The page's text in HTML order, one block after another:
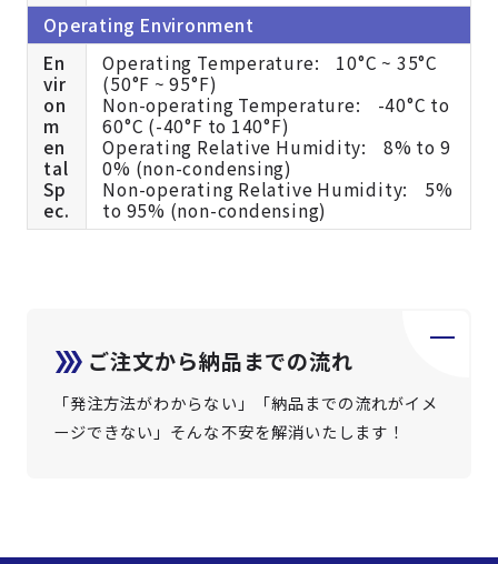
Operating Environment
En
vir
on
m
en
tal
Sp
ec.
Operating Temperature: 10°C ~ 35°C
(50°F ~ 95°F)
Non-operating Temperature: -40°C to
60°C (-40°F to 140°F)
Operating Relative Humidity: 8% to 9
0% (non-condensing)
Non-operating Relative Humidity: 5%
to 95% (non-condensing)
ご注文から納品までの流れ
「発注方法がわからない」「納品までの流れがイメ
ージできない」そんな不安を解消いたします！